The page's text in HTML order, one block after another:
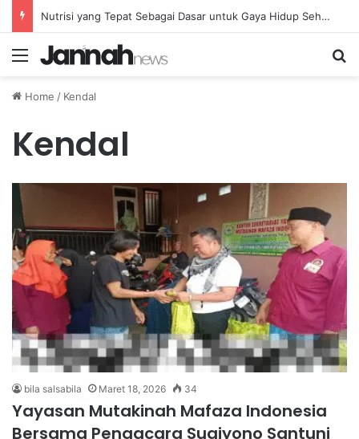
Nutrisi yang Tepat Sebagai Dasar untuk Gaya Hidup Sehat dan Berkelanjutan
Menu
Home / Kendal
Kendal
bila salsabila Maret 18, 2026 34
Yayasan Mutakinah Mafaza Indonesia
Bersama Pengacara Sugiyono Santuni